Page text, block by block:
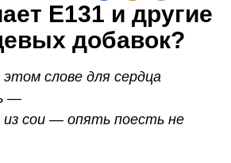
Е131 и другие
добавок?
слове для сердца
—
из сои — опять поесть не